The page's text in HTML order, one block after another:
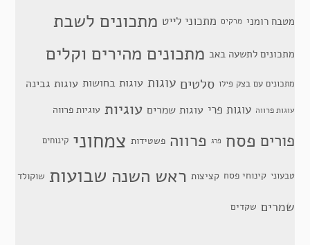
מטבח רומני מרקים מתכוני לייט מתכונים לשבת
מתכונים לתשעה באב מתכונים מהירים וקלים
מתכונים עם בצק פילו סלטים עוגות עוגות בחושות עוגות גבינה
עוגות פרווה עוגות פרי עוגות שמרים עוגיות עוגיות פרווה
פורים פסח פרג פרווה פשטידות צמחוני קינוחים
טבעוני קינוחי פסח קציצות ראש השנה שבועות שוקולד
שמרים שקדים